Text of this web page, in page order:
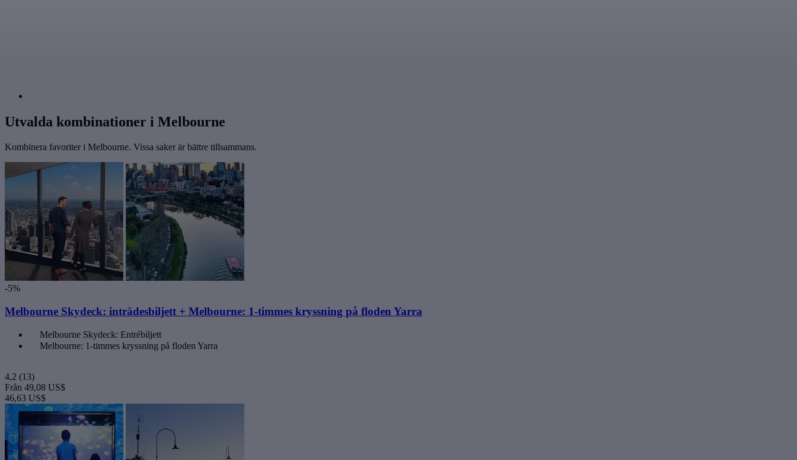
Utvalda kombinationer i Melbourne
Kombinera favoriter i Melbourne. Vissa saker är bättre tillsammans.
-5%
Melbourne Skydeck: inträdesbiljett + Melbourne: 1-timmes kryssning på floden Yarra
Melbourne Skydeck: Entrébiljett
Melbourne: 1-timmes kryssning på floden Yarra
4,2 (13)
Från 49,08 US$
46,63 US$